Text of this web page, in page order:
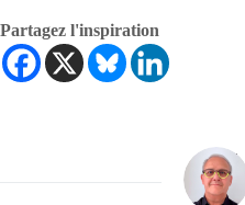
Partagez l'inspiration